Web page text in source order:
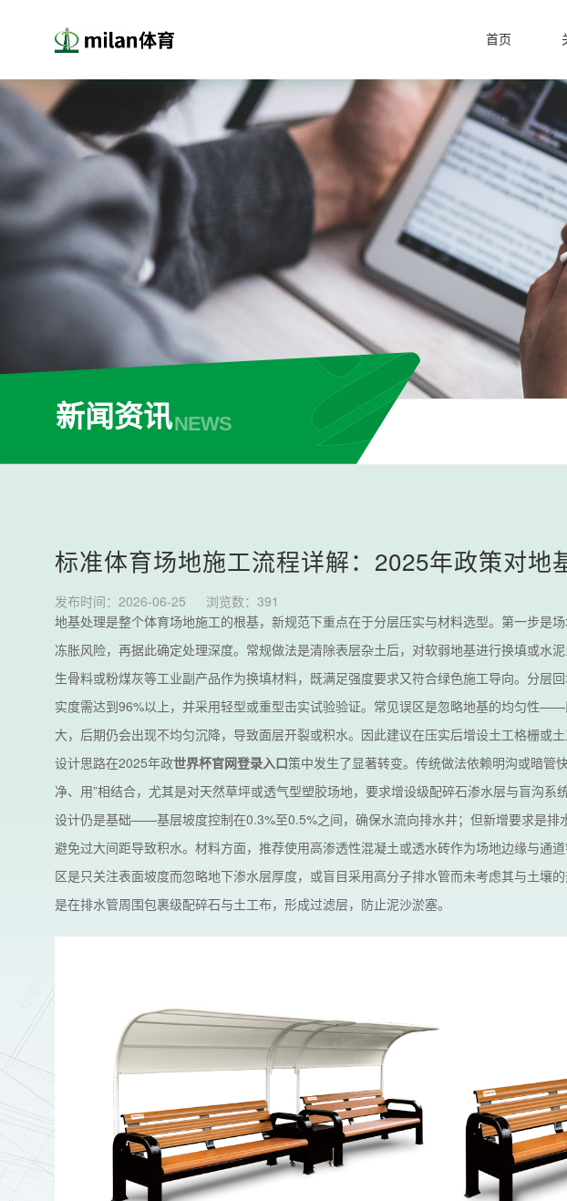
首页
新闻资讯NEWS
标准体育场地施工流程详解：2025年政策对地
发布时间：2026-06-25 浏览数： 391
地基处理是整个体育场地施工的根基，新规范下重点在于分层压实与材料选型。第一步是
冻胀风险，再据此确定处理深度。常规做法是清除表层杂土后，对软弱地基进行换填或水
生骨料或粉煤灰等工业副产品作为换填材料，既满足强度要求又符合绿色施工导向。分层
实度需达到96%以上，并采用轻型或重型击实试验验证。常见误区是忽略地基的均匀性
大，后期仍会出现不均匀沉降，导致面层开裂或积水。因此建议在压实后增设土工格栅或
设计思路在2025年政世界杯官网登录入口策中发生了显著转变。传统做法依赖明沟或暗管
净、用”相结合，尤其是对天然草坪或透气型塑胶场地，要求增设级配碎石渗水层与盲沟系
设计仍是基础——基层坡度控制在0.3%至0.5%之间，确保水流向排水井；但新增要求是排
避免过大间距导致积水。材料方面，推荐使用高渗透性混凝土或透水砖作为场地边缘与通
区是只关注表面坡度而忽略地下渗水层厚度，或盲目采用高分子排水管而未考虑其与土壤
是在排水管周围包裹级配碎石与土工布，形成过滤层，防止泥沙淤塞。